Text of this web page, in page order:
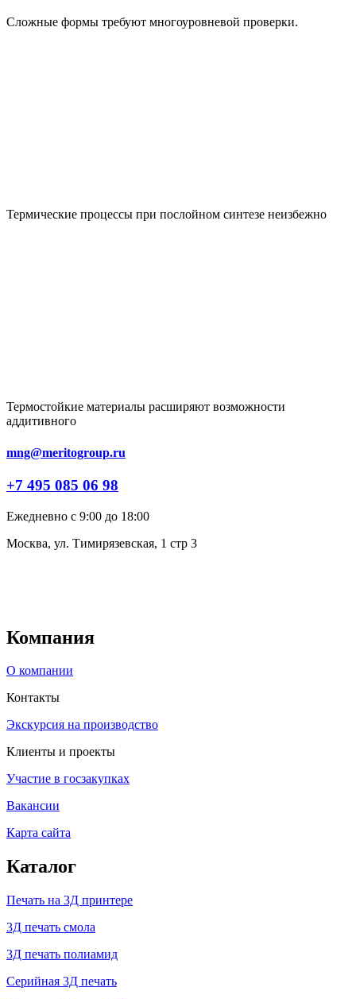
Сложные формы требуют многоуровневой проверки.
Термические процессы при послойном синтезе неизбежно
Термостойкие материалы расширяют возможности
аддитивного
mng@meritogroup.ru
+7 495 085 06 98
Ежедневно с 9:00 до 18:00
Москва, ул. Тимирязевская, 1 стр 3
Компания
О компании
Контакты
Экскурсия на производство
Клиенты и проекты
Участие в госзакупках
Вакансии
Карта сайта
Каталог
Печать на 3Д принтере
3Д печать смола
3Д печать полиамид
Серийная 3Д печать